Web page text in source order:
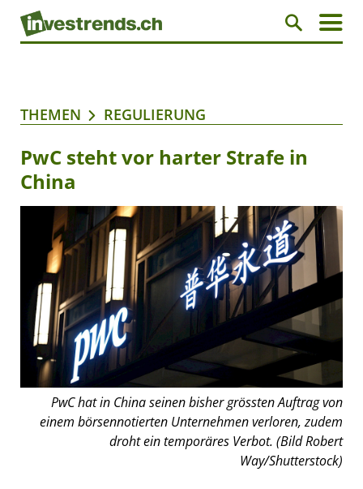
THEMEN REGULIERUNG
PwC steht vor harter Strafe in
China
PwC hat in China seinen bisher grössten Auftrag von
einem börsennotierten Unternehmen verloren, zudem
droht ein temporäres Verbot. (Bild Robert
Way/Shutterstock)